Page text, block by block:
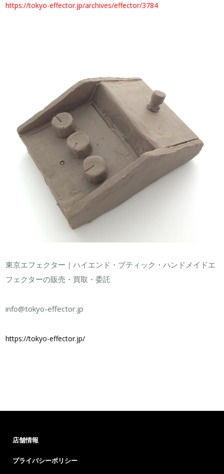
https://tokyo-effector.jp/archives/effector/3784
東京エフェクター｜ハイエンド・ブティック・ハンドメイドエ
フェクターの販売・買取・委託
info@tokyo-effector.jp
https://tokyo-effector.jp/
店舗情報
プライバシーポリシー